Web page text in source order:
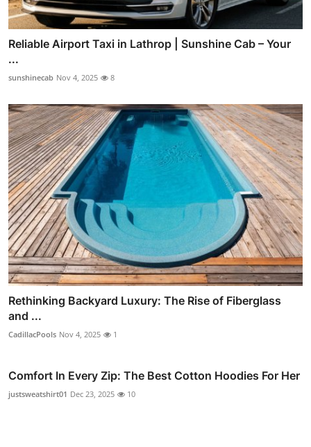
Reliable Airport Taxi in Lathrop | Sunshine Cab – Your
...
sunshinecab Nov 4, 2025 8
Rethinking Backyard Luxury: The Rise of Fiberglass
and ...
CadillacPools Nov 4, 2025 1
Comfort In Every Zip: The Best Cotton Hoodies For Her
justsweatshirt01 Dec 23, 2025 10